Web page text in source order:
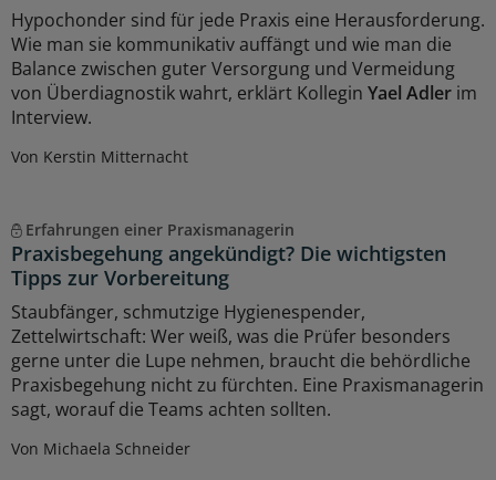
Hypochonder sind für jede Praxis eine Herausforderung.
Wie man sie kommunikativ auffängt und wie man die
Balance zwischen guter Versorgung und Vermeidung
von Überdiagnostik wahrt, erklärt Kollegin Yael Adler im
Interview.
Von Kerstin Mitternacht
Erfahrungen einer Praxismanagerin
Praxisbegehung angekündigt? Die wichtigsten
Tipps zur Vorbereitung
Staubfänger, schmutzige Hygienespender,
Zettelwirtschaft: Wer weiß, was die Prüfer besonders
gerne unter die Lupe nehmen, braucht die behördliche
Praxisbegehung nicht zu fürchten. Eine Praxismanagerin
sagt, worauf die Teams achten sollten.
Von Michaela Schneider